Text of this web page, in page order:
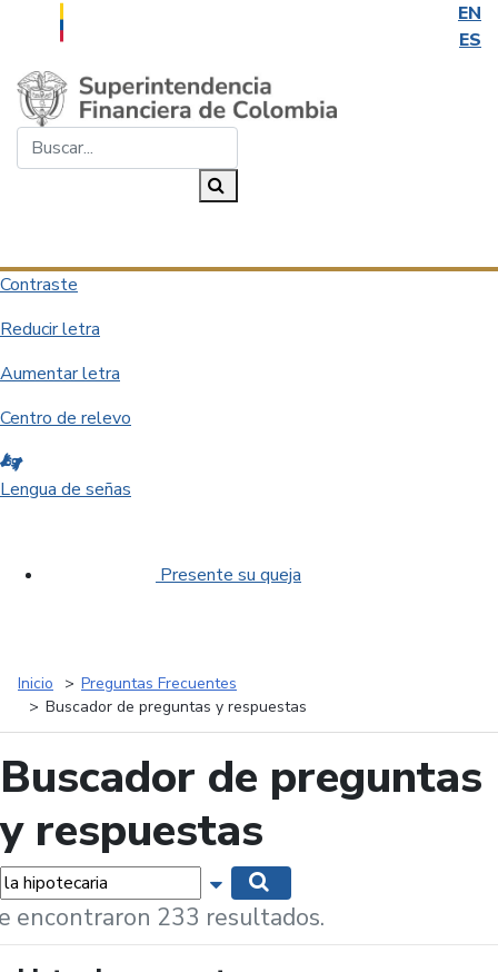
EN
ES
Saltar al contenido principal
Contraste
Reducir letra
Aumentar letra
Centro de relevo
Lengua de señas
Presente su queja
Inicio
Preguntas Frecuentes
Buscador de preguntas y respuestas
Buscador de preguntas
y respuestas
Mostrar opciones de búsqueda
encontraron 233 resultados.